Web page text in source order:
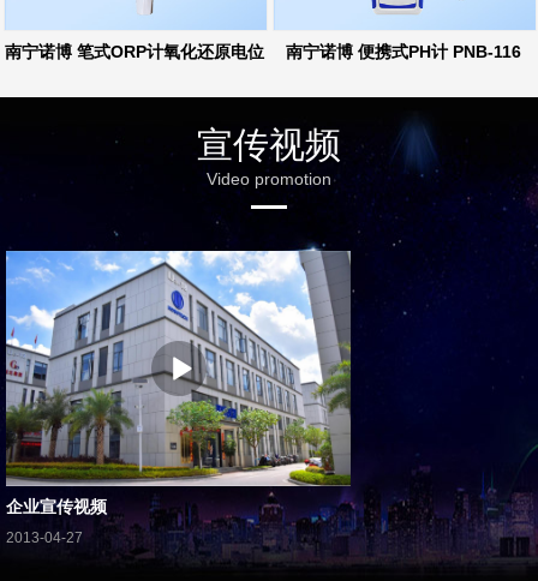
南宁诺博 笔式ORP计氧化还原电位 南宁诺博 便携式PH计 PNB-116
宣传视频
Video promotion
企业宣传视频
2013-04-27